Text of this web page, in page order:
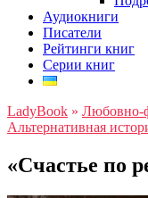
Аудиокниги
Писатели
Рейтинги книг
Серии книг
LadyBook » Любовно-
Альтернативная
«Счастье по